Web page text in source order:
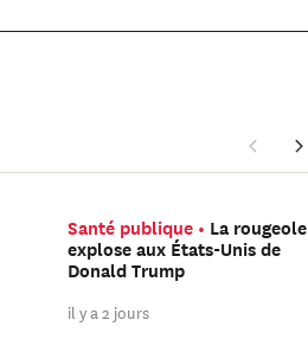
Santé publique
La rougeole
explose aux États-Unis de
Donald Trump
il y a 2 jours